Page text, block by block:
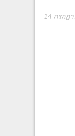
14 กรกฎ